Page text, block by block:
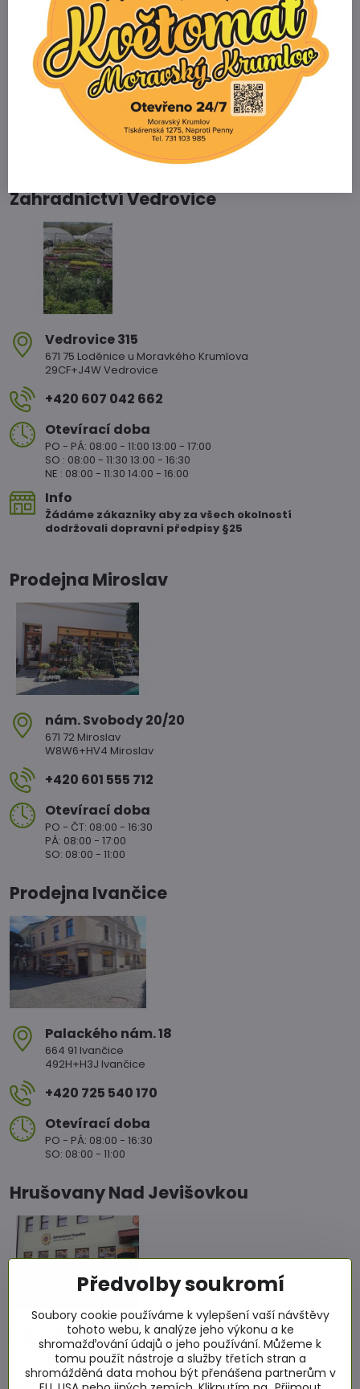
Telefon
+420 731 103 985
Prodejna
+420 607 042 662
Email
info@zahradnictvikopetka.cz
Zahradnictví Vedrovice
Vedrovice 315
671 75 Loděnice u Moravkého Krumlova
29CF+J4W Vedrovice
+420 607 042 662
Otevírací doba
PO - PÁ: 08:00 - 11:00 13:00 - 17:00
SO : 08:00 - 11:30 13:00 - 16:30
NE : 08:00 - 11:30 14:00 - 16:00
Info
Žádáme zákazníky aby za všech okolností
dodržovali dopravní předpisy §25
Prodejna Miroslav
nám​. Svobody 20/20
671 72 Miroslav
W8W6+HV4 Miroslav
+420 601 555 712
Otevírací doba
PO - ČT: 08:00 - 16:30
PÁ: 08:00 - 17:00
SO: 08:00 - 11:00
Prodejna Ivančice
Palackého nám​. 18
664 91 Ivančice
492H+H3J Ivančice
+420 725 540 170
Otevírací doba
PO - PÁ: 08:00 - 16:30
SO: 08:00 - 11:00
Hrušovany Nad Jevišovkou
nám​. Míru 86
671 67 Hrušovany nad Jevišovkou
RCJ2+4WC Hrušovany nad Jevišovkou
Předvolby soukromí
Soubory cookie používáme k vylepšení vaší návštěvy
tohoto webu, k analýze jeho výkonu a ke
shromažďování údajů o jeho používání. Můžeme k
tomu použít nástroje a služby třetích stran a
shromážděná data mohou být přenášena partnerům v